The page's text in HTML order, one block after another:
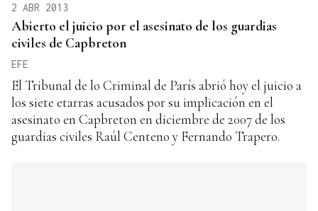
2 ABR 2013
Abierto el juicio por el asesinato de los guardias
civiles de Capbreton
EFE
El Tribunal de lo Criminal de París abrió hoy el juicio a
los siete etarras acusados por su implicación en el
asesinato en Capbreton en diciembre de 2007 de los
guardias civiles Raúl Centeno y Fernando Trapero.